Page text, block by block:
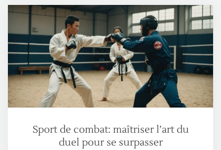
Sport de combat: maîtriser l’art du
duel pour se surpasser